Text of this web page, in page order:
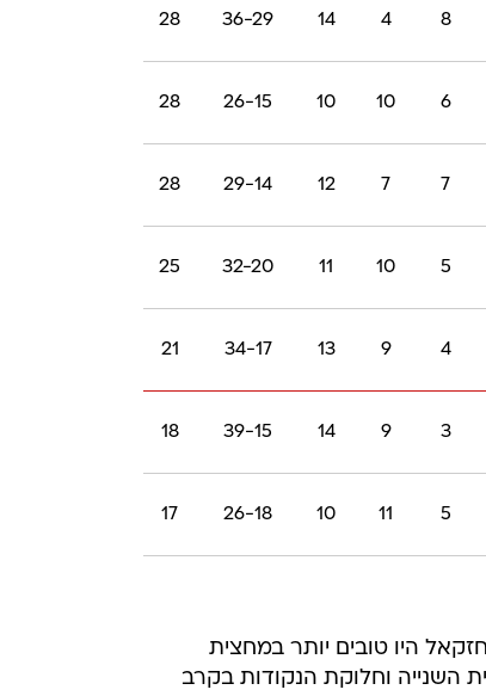
8
4
14
36-29
28
6
10
10
26-15
28
7
7
12
29-14
28
5
10
11
32-20
25
4
9
13
34-17
21
3
9
14
39-15
18
5
11
10
26-18
17
של ניסן יחזקאל היו טובים יותר במחצית
וחלוקת הנקודות בקרב